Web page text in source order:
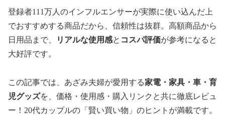
登録者111万人のインフルエンサーが実際に使い込んだ上
でおすすめする商品だから、信頼性は抜群。高額商品から
日用品まで、
リアルな使用感と コスパ評価が参考になると
大好評です。
この記事では、あざみ夫婦が愛用する家電・家具・車・育
児グッズを、価格・使用感・購入リンクと共に徹底レビュ
ー！20代カップルの「賢い買い物」のヒントが満載です。